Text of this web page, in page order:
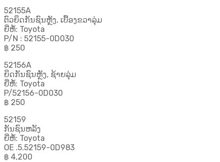
52155A
ຕົວຍຶດກັນຊົນຫຼັງ, ເບື້ອງຂວາລຸ່ມ
ຍີ່ຫໍ້: Toyota
P/N : 52155-0D030
฿ 250
52156A
ຍຶດກັນຊົນຫຼັງ, ຊ້າຍລຸ່ມ
ຍີ່ຫໍ້: Toyota
P/52156-0D030
฿ 250
52159
ກັນຊົນຫລັງ
ຍີ່ຫໍ້: Toyota
OE .5.52159-0D983
฿ 4,200